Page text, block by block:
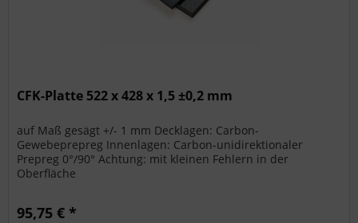
CFK-Platte 522 x 428 x 1,5 ±0,2 mm
auf Maß gesägt +/- 1 mm Decklagen: Carbon-
Gewebeprepreg Innenlagen: Carbon-unidirektionaler
Prepreg 0°/90° Achtung: mit kleinen Fehlern in der
Oberfläche
95,75 € *